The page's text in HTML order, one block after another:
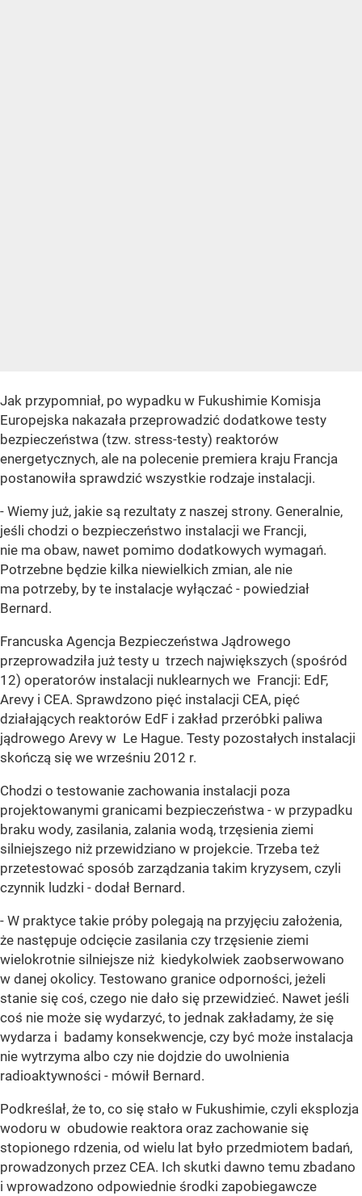
Jak przypomniał, po wypadku w Fukushimie Komisja
Europejska nakazała przeprowadzić dodatkowe testy
bezpieczeństwa (tzw. stress-testy) reaktorów
energetycznych, ale na polecenie premiera kraju Francja
postanowiła sprawdzić wszystkie rodzaje instalacji.
- Wiemy już, jakie są rezultaty z naszej strony. Generalnie,
jeśli chodzi o bezpieczeństwo instalacji we Francji,
nie ma obaw, nawet pomimo dodatkowych wymagań.
Potrzebne będzie kilka niewielkich zmian, ale nie
ma potrzeby, by te instalacje wyłączać - powiedział
Bernard.
Francuska Agencja Bezpieczeństwa Jądrowego
przeprowadziła już testy u trzech największych (spośród
12) operatorów instalacji nuklearnych we Francji: EdF,
Arevy i CEA. Sprawdzono pięć instalacji CEA, pięć
działających reaktorów EdF i zakład przeróbki paliwa
jądrowego Arevy w Le Hague. Testy pozostałych instalacji
skończą się we wrześniu 2012 r.
Chodzi o testowanie zachowania instalacji poza
projektowanymi granicami bezpieczeństwa - w przypadku
braku wody, zasilania, zalania wodą, trzęsienia ziemi
silniejszego niż przewidziano w projekcie. Trzeba też
przetestować sposób zarządzania takim kryzysem, czyli
czynnik ludzki - dodał Bernard.
- W praktyce takie próby polegają na przyjęciu założenia,
że następuje odcięcie zasilania czy trzęsienie ziemi
wielokrotnie silniejsze niż kiedykolwiek zaobserwowano
w danej okolicy. Testowano granice odporności, jeżeli
stanie się coś, czego nie dało się przewidzieć. Nawet jeśli
coś nie może się wydarzyć, to jednak zakładamy, że się
wydarza i badamy konsekwencje, czy być może instalacja
nie wytrzyma albo czy nie dojdzie do uwolnienia
radioaktywności - mówił Bernard.
Podkreślał, że to, co się stało w Fukushimie, czyli eksplozja
wodoru w obudowie reaktora oraz zachowanie się
stopionego rdzenia, od wielu lat było przedmiotem badań,
prowadzonych przez CEA. Ich skutki dawno temu zbadano
i wprowadzono odpowiednie środki zapobiegawcze